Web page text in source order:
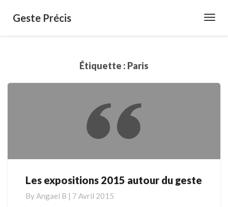
Geste Précis
Étiquette : Paris
Les
2015
Les expositions 2015 autour du geste
ByAngael B | 7 Avril 2015